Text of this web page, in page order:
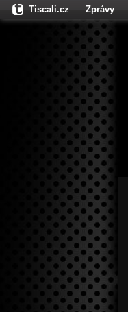
Tiscali.cz Zprávy
Fights.cz